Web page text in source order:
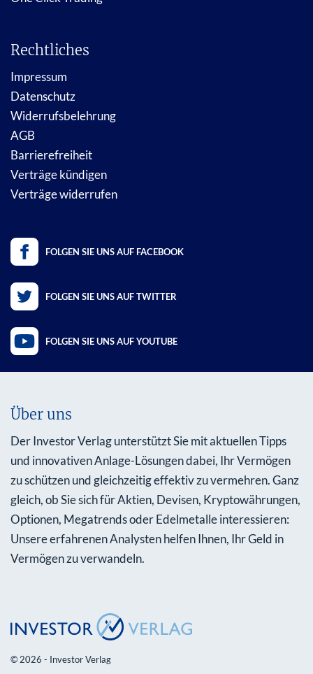
Rechtliches
Impressum
Datenschutz
Widerrufsbelehrung
AGB
Barrierefreiheit
Verträge kündigen
Verträge widerrufen
FOLGEN SIE UNS AUF FACEBOOK
FOLGEN SIE UNS AUF TWITTER
FOLGEN SIE UNS AUF YOUTUBE
Über uns
Der Investor Verlag unterstützt Sie mit aktuellen Tipps
und innovativen Anlage-Lösungen dabei, Ihr Vermögen
zu schützen und gleichzeitig effektiv zu vermehren. Ganz
gleich, ob Sie sich für Aktien, Devisen, Kryptowährungen,
Optionen, Megatrends oder Edelmetalle interessieren:
Unsere erfahrenen Analysten helfen Ihnen, Ihr Geld in
Vermögen zu verwandeln.
© 2026 - Investor Verlag